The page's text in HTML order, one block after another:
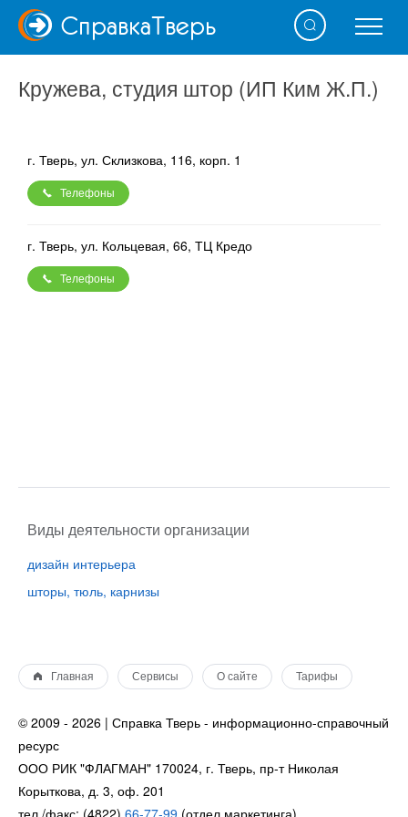
СправкаТверь
Кружева, студия штор (ИП Ким Ж.П.)
г. Тверь, ул. Склизкова, 116, корп. 1
Телефоны
г. Тверь, ул. Кольцевая, 66, ТЦ Кредо
Телефоны
Виды деятельности организации
дизайн интерьера
шторы, тюль, карнизы
Главная Сервисы О сайте Тарифы
© 2009 - 2026 | Справка Тверь - информационно-справочный
ресурс
ООО РИК "ФЛАГМАН" 170024, г. Тверь, пр-т Николая
Корыткова, д. 3, оф. 201
тел./факс: (4822) 66-77-99 (отдел маркетинга)